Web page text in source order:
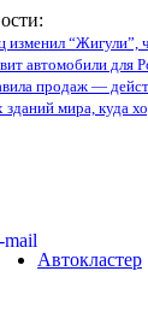
изменил “Жигули”,
автомобили для
продаж —
мира, куда
Автокластер